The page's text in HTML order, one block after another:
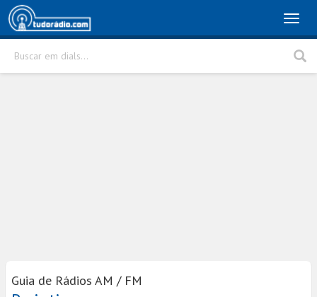
Buscar em dials...
Guia de Rádios AM / FM